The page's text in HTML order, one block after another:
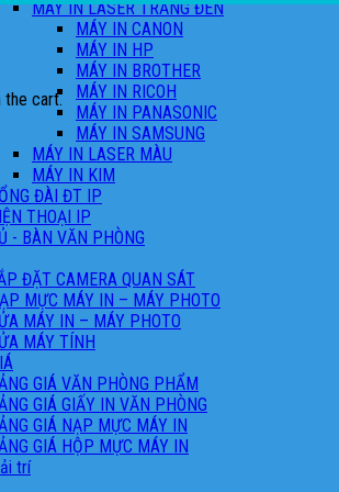
the cart.
MÁY IN LASER TRẮNG ĐEN
MÁY IN CANON
MÁY IN HP
MÁY IN BROTHER
MÁY IN RICOH
MÁY IN PANASONIC
MÁY IN SAMSUNG
MÁY IN LASER MÀU
MÁY IN KIM
ĐÀI ĐT IP
THOẠI IP
- BÀN VĂN PHÒNG
ĐẶT CAMERA QUAN SÁT
MỰC MÁY IN – MÁY PHOTO
MÁY IN – MÁY PHOTO
MÁY TÍNH
GIÁ VĂN PHÒNG PHẨM
GIÁ GIẤY IN VĂN PHÒNG
GIÁ NẠP MỰC MÁY IN
GIÁ HỘP MỰC MÁY IN
trí